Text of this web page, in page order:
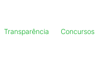
Transparência Concursos